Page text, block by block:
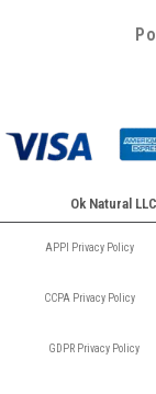
Ok Natural
APPI Privacy Policy
CCPA Privacy Policy
GDPR Privacy Policy